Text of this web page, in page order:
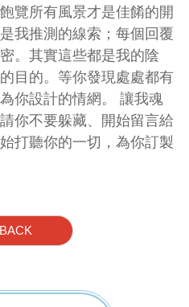
覽所有風景才是佳餚的開
我推測的線索；每個回覆
。其實這些都是我的陰
目的。等你發現處處都有
你設計的情網。 讓我魂
你不要躲藏、開始留言給
打聽你的一切，為你訂製
BACK